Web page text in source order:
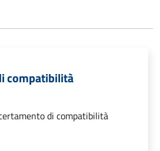
compatibilità
di compatibilità